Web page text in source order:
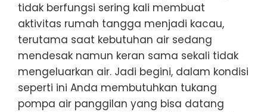
tidak berfungsi sering kali membuat
aktivitas rumah tangga menjadi kacau,
terutama saat kebutuhan air sedang
mendesak namun keran sama sekali tidak
mengeluarkan air. Jadi begini, dalam kondisi
seperti ini Anda membutuhkan tukang
pompa air panggilan yang bisa datang